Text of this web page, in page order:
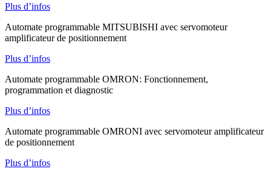
Plus d’infos
Automate programmable MITSUBISHI avec servomoteur
amplificateur de positionnement
Plus d’infos
Automate programmable OMRON: Fonctionnement,
programmation et diagnostic
Plus d’infos
Automate programmable OMRONI avec servomoteur amplificateur
de positionnement
Plus d’infos